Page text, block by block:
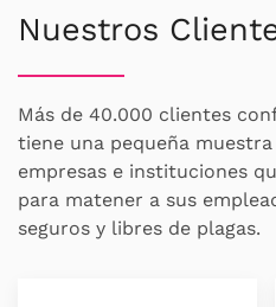
Nuestros
Más de 40.000 clientes
tiene una pequeña
empresas e instituciones
para matener a sus
seguros y libres de plagas.